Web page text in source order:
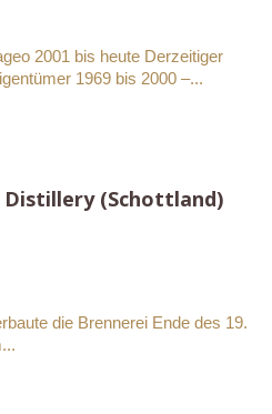
2001 bis heute Derzeitiger
1969 bis 2000 –...
(Schottland)
die Brennerei Ende des 19.